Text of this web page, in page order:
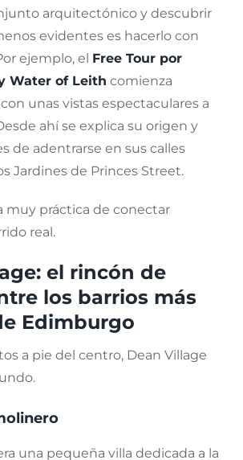
arquitectónico y descubrir
evidentes es hacerlo con
ejemplo, el Free Tour por
Water of Leith comienza
unas vistas espectaculares a
ahí se explica su origen y
de adentrarse en sus calles
Jardines de Princes Street.
muy práctica de conectar
real.
el rincón de
los barrios más
Edimburgo
a pie del centro, Dean Village
una pequeña villa dedicada a la